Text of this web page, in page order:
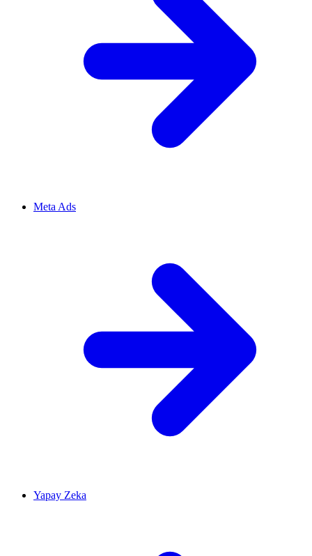
Meta Ads
Yapay Zeka